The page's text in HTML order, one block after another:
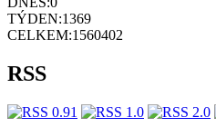
TÝDEN:1369
CELKEM:1560402
RSS